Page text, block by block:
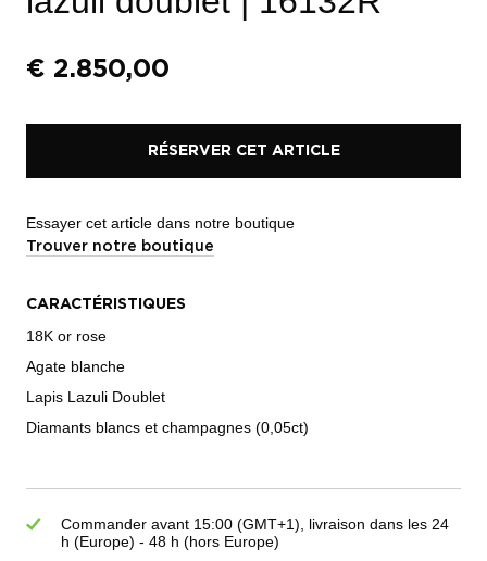
€ 2.850,00
RÉSERVER CET ARTICLE
Essayer cet article dans notre boutique
Trouver notre boutique
CARACTÉRISTIQUES
18K or rose
Agate blanche
Lapis Lazuli Doublet
Diamants blancs et champagnes (0,05ct)
Commander avant 15:00 (GMT+1), livraison dans les 24
h (Europe) - 48 h (hors Europe)